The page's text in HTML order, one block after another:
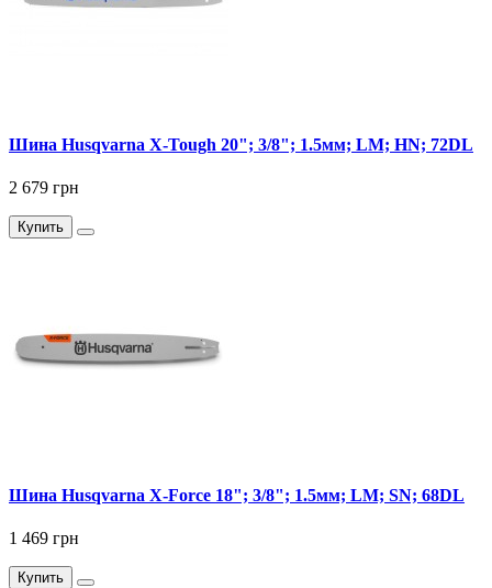
Шина Husqvarna X-Tough 20"; 3/8"; 1.5мм; LM; HN; 72DL
2 679 грн
Купить
Шина Husqvarna X-Force 18"; 3/8"; 1.5мм; LM; SN; 68DL
1 469 грн
Купить